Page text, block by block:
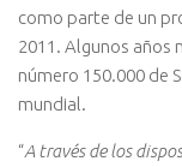
como parte de un
2011. Algunos años
número 150.000 de
mundial.
“A través de los